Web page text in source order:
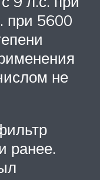
при 5600
не
ранее.